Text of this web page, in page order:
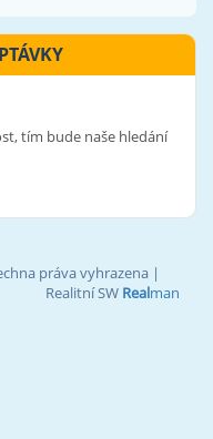
tím bude naše hledání
práva vyhrazena |
Realitní SW Realman